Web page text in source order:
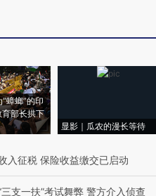
蟑螂”的印
部长拱下
显影｜瓜农的漫长等待
入征税 保险收益缴交已启动
三支一扶”考试舞弊 警方介入侦查